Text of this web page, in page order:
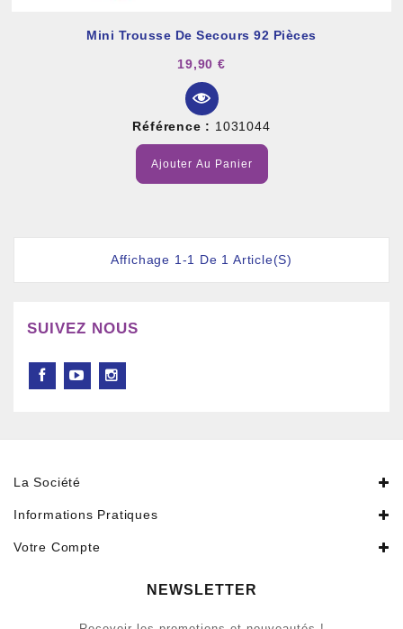
Mini Trousse De Secours 92 Pièces
19,90 €
Référence : 1031044
Ajouter Au Panier
Affichage 1-1 De 1 Article(s)
SUIVEZ NOUS
La Société
Informations Pratiques
Votre Compte
NEWSLETTER